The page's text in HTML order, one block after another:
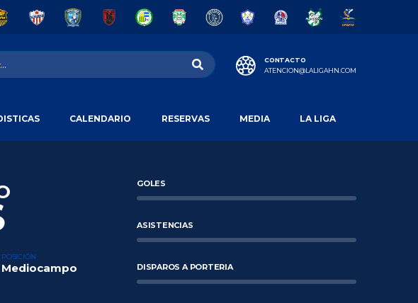
CONTACTO
ATENCION@LALIGAHN.COM
CALENDARIO RESERVAS MEDIA LA LIGA
POSICIÓN
Mediocampo
GOLES
ASISTENCIAS
DISPAROS A PORTERIA